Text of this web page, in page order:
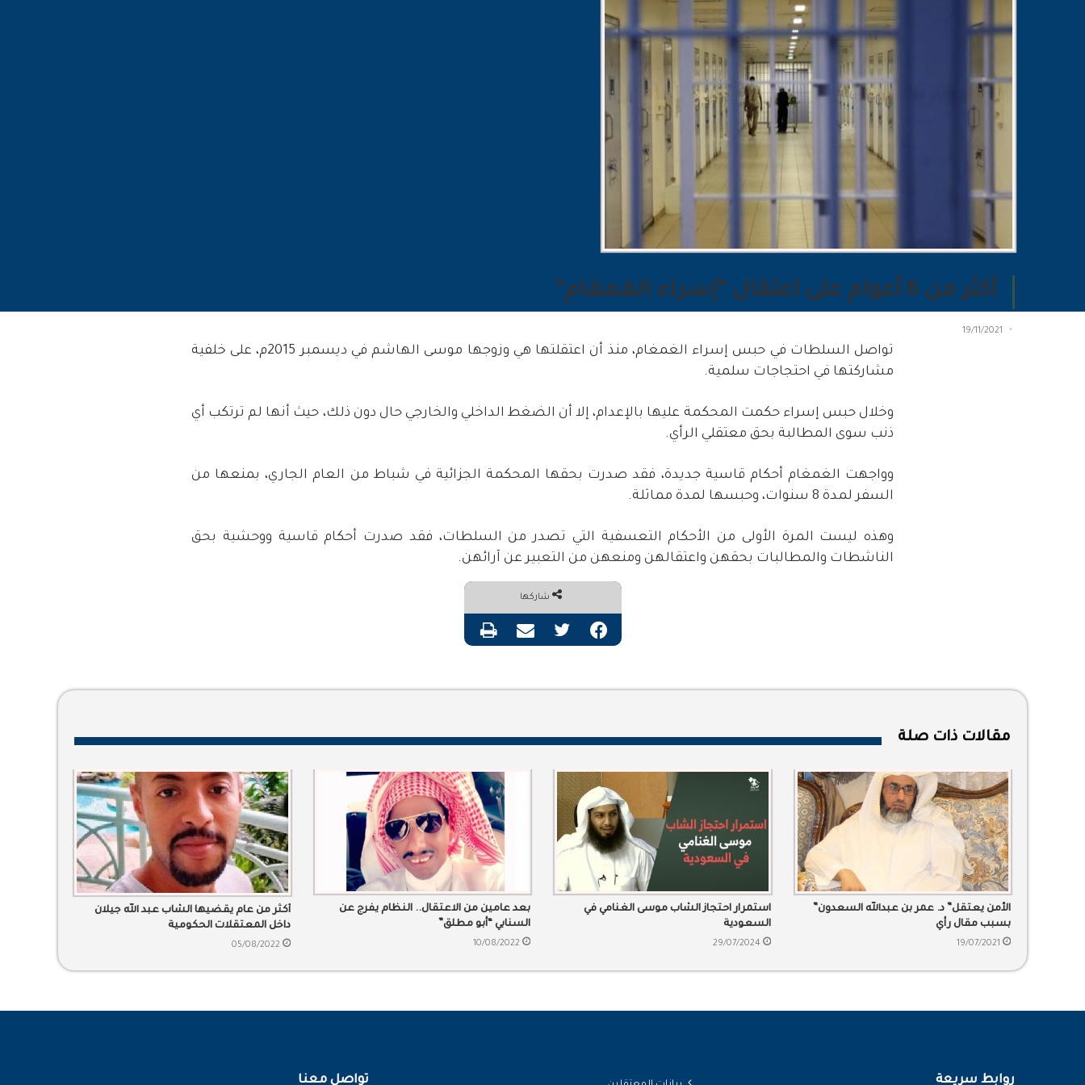
أكثر من 6 أعوام على اعتقال “إسراء الغمغام”
19/11/2021
تواصل السلطات في حبس إسراء الغمغام، منذ أن اعتقلتها هي وزوجها موسى الهاشم في ديسمبر 2015م، على خلفية
مشاركتها في احتجاجات سلمية.
وخلال حبس إسراء حكمت المحكمة عليها بالإعدام، إلا أن الضغط الداخلي والخارجي حال دون ذلك، حيث أنها لم ترتكب أي
ذنب سوى المطالبة بحق معتقلي الرأي.
وواجهت الغمغام أحكام قاسية جديدة، فقد صدرت بحقها المحكمة الجزائية في شباط من العام الجاري، بمنعها من
السفر لمدة 8 سنوات، وحبسها لمدة مماثلة.
وهذه ليست المرة الأولى من الأحكام التعسفية التي تصدر من السلطات، فقد صدرت أحكام قاسية ووحشية بحق
الناشطات والمطالبات بحقهن واعتقالهن ومنعهن من التعبير عن آرائهن.
شاركها
فيسبوك تويتر مشاركة عبر البريد طباعة
مقالات ذات صلة
الأمن يعتقل” د. عمر بن عبدالله السعدون”
بسبب مقال رأي
19/07/2021
استمرار احتجاز الشاب موسى الغنامي في
السعودية
29/07/2024
بعد عامين من الاعتقال.. النظام يفرج عن
السنابي “أبو مطلق”
10/08/2022
أكثر من عام يقضيها الشاب عبد الله جيلان
داخل المعتقلات الحكومية
05/08/2022
روابط سريعة تواصل معنا